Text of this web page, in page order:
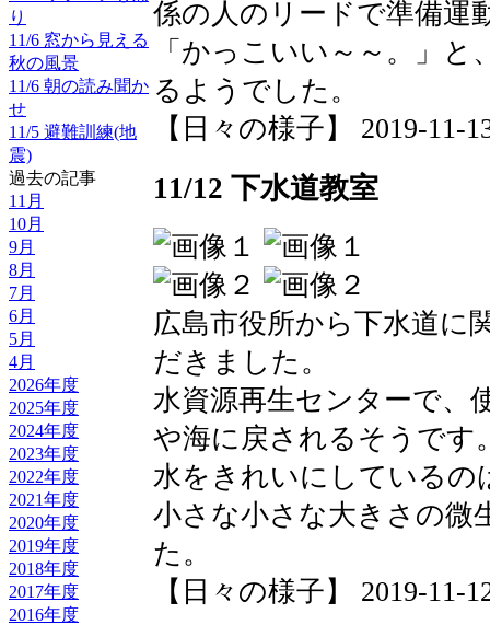
り
11/6 窓から見える
秋の風景
11/6 朝の読み聞か
せ
11/5 避難訓練(地
震)
過去の記事
11月
10月
9月
8月
7月
6月
5月
4月
2026年度
2025年度
2024年度
2023年度
2022年度
2021年度
2020年度
2019年度
2018年度
2017年度
2016年度
係の人のリードで準備運
「かっこいい～～。」
るようでした。
【日々の様子】 2019-11-
11/12 下水道教室
広島市役所から下水道に
だきました。
水資源再生センターで、
や海に戻されるそうです
水をきれいにしているの
小さな小さな大きさの微
た。
【日々の様子】 2019-11-